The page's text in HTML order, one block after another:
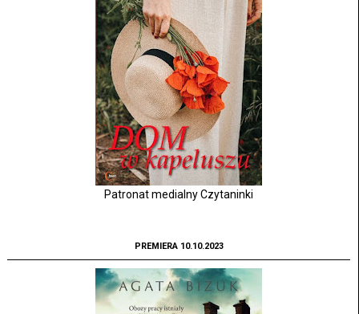
Patronat medialny Czytaninki
PREMIERA 10.10.2023